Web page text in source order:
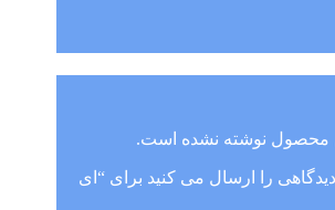
محصول نوشته نشده است.
را ارسال می کنید برای “ای